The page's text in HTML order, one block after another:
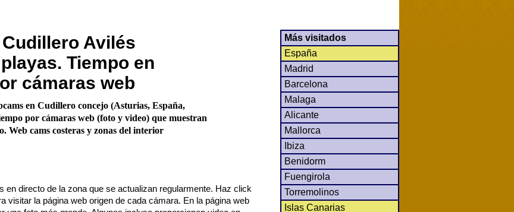
Avilés
Tiempo en
cámaras web
en Cudillero concejo (Asturias, España,
por cámaras web (foto y video) que muestran
Web cams costeras y zonas del interior
en directo de la zona que se actualizan regularmente. Haz click
visitar la página web origen de cada cámara. En la página web
Más visitados
España
Madrid
Barcelona
Malaga
Alicante
Mallorca
Ibiza
Benidorm
Fuengirola
Torremolinos
Islas Canarias